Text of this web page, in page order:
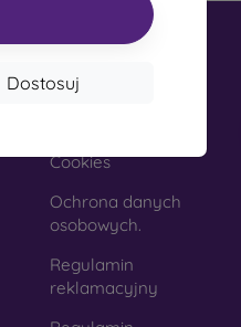
DostosujInformacja
Cookies
Ochrona danych
osobowych.
Regulamin
reklamacyjny